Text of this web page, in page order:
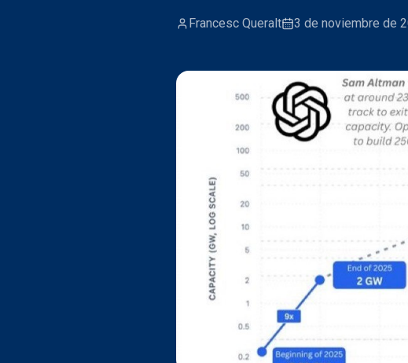
Francesc Queralt 3 de noviembre de